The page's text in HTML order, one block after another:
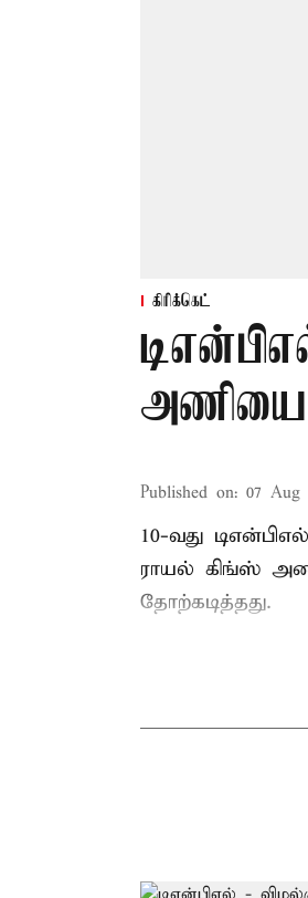
கிரிக்கெட்
அணியை
Published on: 07 Aug
10-வது
ராயல் கிங்ஸ்
தோற்கடித்தது.